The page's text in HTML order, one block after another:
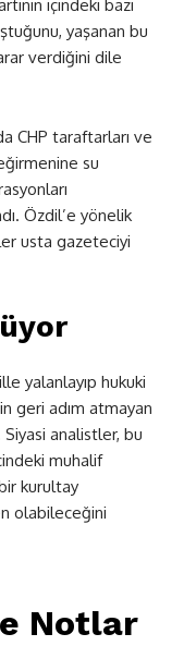
içindeki bazı
yaşanan bu
verdiğini dile
CHP taraftarları ve
su
Özdil’e yönelik
usta gazeteciyi
yalanlayıp hukuki
geri adım atmayan
analistler, bu
muhalif
kurultay
olabileceğini
Notlar